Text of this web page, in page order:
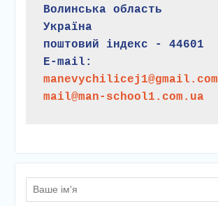
Волинська область
Україна
поштовий індекс - 44601
E-mail:
manevychilicej1@gmail.com
mail@man-school1.com.ua